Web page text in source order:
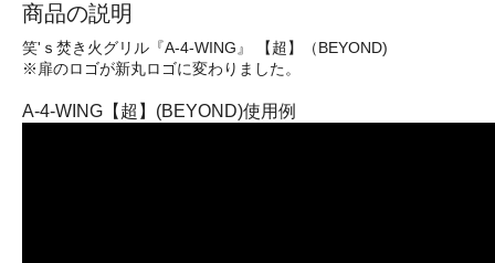
商品の説明
笑'ｓ焚き火グリル『A-4-WING』 【超】（BEYOND)
※扉のロゴが新丸ロゴに変わりました。
A-4-WING【超】(BEYOND)使用例